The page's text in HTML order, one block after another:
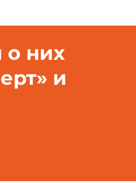
о них
и